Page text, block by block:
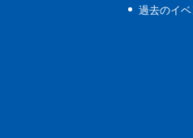
過去のイベ